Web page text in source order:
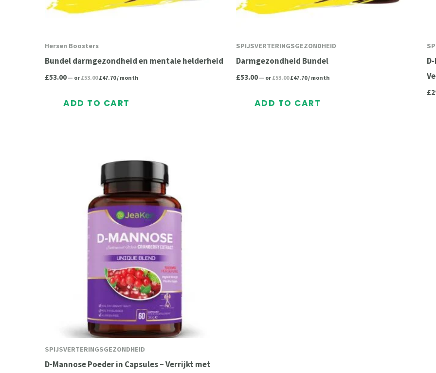
Hersen Boosters
Bundel darmgezondheid en mentale helderheid
£53.00 — or£53.00 £47.70/ month
ADD TO CART
SPIJSVERTERINGSGEZONDHEID
Darmgezondheid Bundel
£53.00 — or£53.00 £47.70/ month
ADD TO CART
£
SPIJSVERTERINGSGEZONDHEID
D-Mannose Poeder in Capsules – Verrijkt met
Original
price
was:
£19.95.
Current
£17.96.